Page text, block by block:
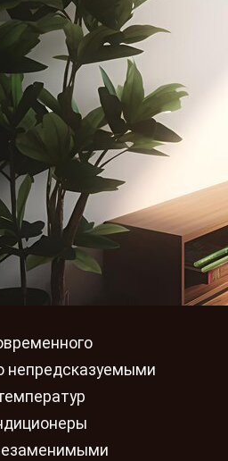
непредсказуемыми